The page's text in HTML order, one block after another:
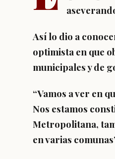
Así lo dio a
optimista en que
municipales y de
“Vamos a ver en
Nos estamos
Metropolitana,
en varias